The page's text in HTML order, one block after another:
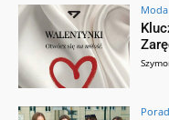
Moda